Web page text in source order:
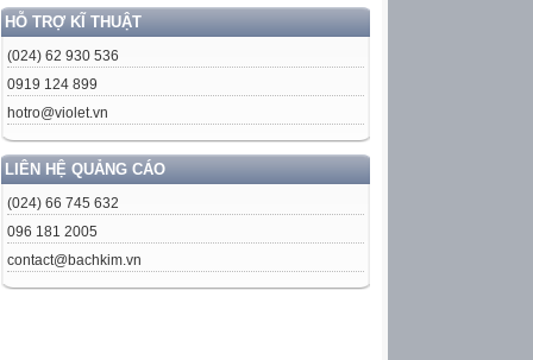
HỖ TRỢ KĨ THUẬT
(024) 62 930 536
0919 124 899
hotro@violet.vn
LIÊN HỆ QUẢNG CÁO
(024) 66 745 632
096 181 2005
contact@bachkim.vn